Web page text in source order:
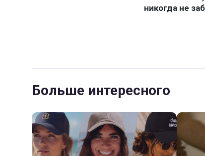
Больше интересного